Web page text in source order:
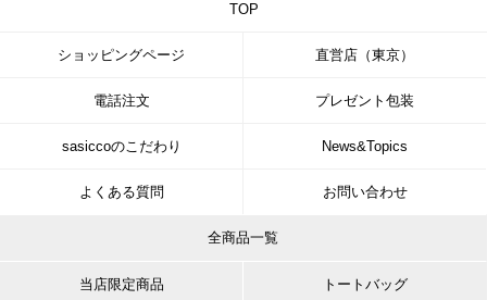
TOP
ショッピングページ 直営店（東京）
電話注文 プレゼント包装
sasiccoのこだわり News&Topics
よくある質問 お問い合わせ
全商品一覧
当店限定商品 トートバッグ